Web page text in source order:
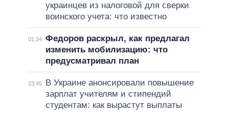
украинцев из налоговой для сверки
воинского учета: что известно
01:24 Федоров раскрыл, как предлагал
изменить мобилизацию: что
предусматривал план
23:45
В Украине анонсировали повышение
зарплат учителям и стипендий
студентам: как вырастут выплаты